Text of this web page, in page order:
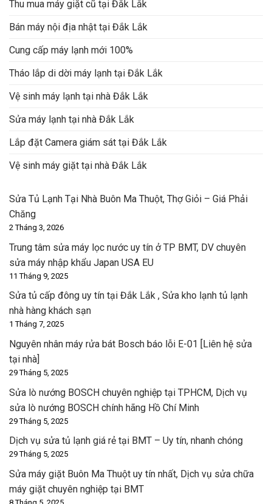
Thu mua máy giặt cũ tại Đắk Lắk
Bán máy nội địa nhật tại Đắk Lắk
Cung cấp máy lạnh mới 100%
Tháo lắp di dời máy lạnh tại Đắk Lắk
Vệ sinh máy lạnh tại nhà Đắk Lắk
Sửa máy lạnh tại nhà Đắk Lắk
Lắp đặt Camera giám sát tại Đắk Lắk
Vệ sinh máy giặt tại nhà Đắk Lắk
Sửa Tủ Lạnh Tại Nhà Buôn Ma Thuột, Thợ Giỏi – Giá Phải
Chăng
2 Tháng 3, 2026
Trung tâm sửa máy lọc nước uy tín ở TP BMT, DV chuyên
sửa máy nhập khẩu Japan USA EU
11 Tháng 9, 2025
Sửa tủ cấp đông uy tín tại Đắk Lắk , Sửa kho lạnh tủ lạnh
nhà hàng khách sạn
1 Tháng 7, 2025
Nguyên nhân máy rửa bát Bosch báo lỗi E-01 [Liên hệ sửa
tại nhà]
29 Tháng 5, 2025
Sửa lò nướng BOSCH chuyên nghiệp tại TPHCM, Dịch vụ
sửa lò nướng BOSCH chính hãng Hồ Chí Minh
29 Tháng 5, 2025
Dịch vụ sửa tủ lạnh giá rẻ tại BMT – Uy tín, nhanh chóng
29 Tháng 5, 2025
Sửa máy giặt Buôn Ma Thuột uy tín nhất, Dịch vụ sửa chữa
máy giặt chuyên nghiệp tại BMT